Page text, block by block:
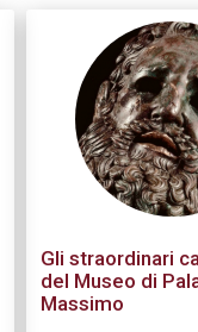
Gli straordinari
del Museo di
Massimo